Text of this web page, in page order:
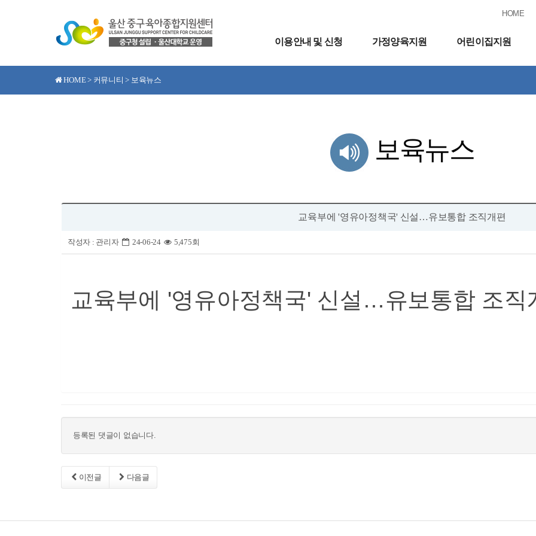
HOME
이용안내 및 신청 가정양육지원 어린이집지원
HOME > 커뮤니티 > 보육뉴스
보육뉴스
교육부에 '영유아정책국' 신설…유보통합 조직개편
작성자 : 관리자 24-06-24 5,475회
교육부에 '영유아정책국' 신설…유보통합 조직
등록된 댓글이 없습니다.
이전글 다음글